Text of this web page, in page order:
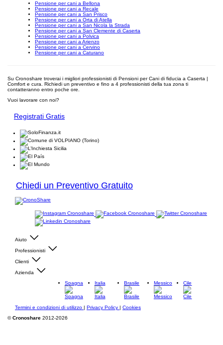
Pensione per cani a Bellona
Pensione per cani a Recale
Pensione per cani a San Prisco
Pensione per cani a Orta di Atella
Pensione per cani a San Nicola la Strada
Pensione per cani a San Clemente di Caserta
Pensione per cani a Polvica
Pensione per cani a Arienzo
Pensione per cani a Cervino
Pensione per cani a Caturano
Su Cronoshare troverai i migliori professionisti di Pensioni per Cani di fiducia a Caserta |
Comfort e cura. Richiedi un preventivo e fino a 4 professionisti della tua zona ti
contatteranno entro poche ore.
Vuoi lavorare con noi?
Registrati Gratis
Chiedi un Preventivo Gratuito
Aiuto
Professionisti
Clienti
Azienda
Spagna
Italia Brasile Messico Cile
Termini e condizioni di utilizzo | Privacy Policy | Cookies
©Cronoshare 2012-2026